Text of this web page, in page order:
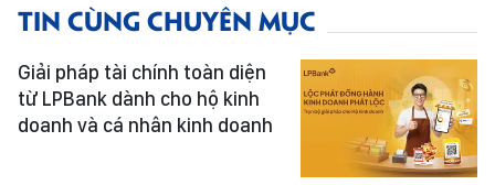
TIN CÙNG CHUYÊN MỤC
Giải pháp tài chính toàn diện
từ LPBank dành cho hộ kinh
doanh và cá nhân kinh doanh